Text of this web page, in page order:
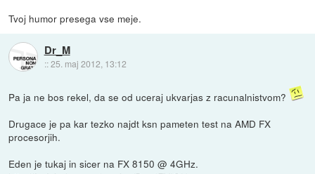
Tvoj humor presega vse meje.
Dr_M
::25. maj 2012, 13:12
Pa ja ne bos rekel, da se od uceraj ukvarjas z racunalnistvom?
Drugace je pa kar tezko najdt ksn pameten test na AMD FX
procesorjih.
Eden je tukaj in sicer na FX 8150 @ 4GHz.